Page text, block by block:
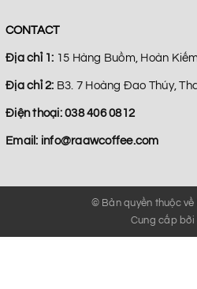
CONTACT
Địa chỉ 1: 15 Hàng Buồm, Hoàn
Địa chỉ 2: B3. 7 Hoàng Đao Thúy,
Điện thoại: 038 406 0812
Email: info@raawcoffee.com
© Bản quyền thuộc về
Cung cấp bởi